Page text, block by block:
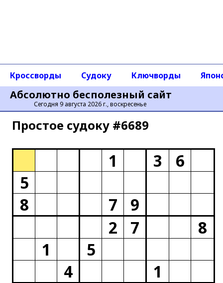
Абсолютно бесполезный сайт
Сегодня 9 августа 2026 г., воскресенье
Кроссворды Судоку Ключворды
Простое cудоку #6689
1 3
6
5
8
7
9
2
7
8
1
5
4
1